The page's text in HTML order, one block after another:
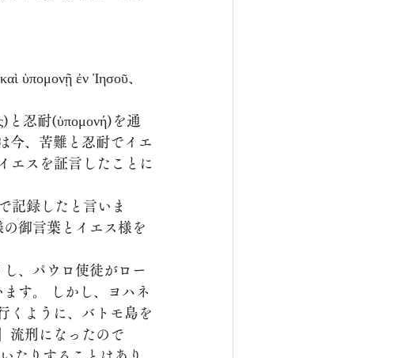
ὑπομονῇ ἐν Ἰησοῦ、
今、苦難と忍耐でイエ
エスを証言したことに
御言葉とイエス様を
す。 しかし、ヨハネ
くように、バトモ島を
流刑になったので